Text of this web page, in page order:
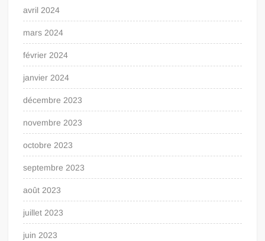
avril 2024
mars 2024
février 2024
janvier 2024
décembre 2023
novembre 2023
octobre 2023
septembre 2023
août 2023
juillet 2023
juin 2023